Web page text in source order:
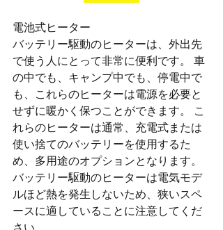
電池式ヒーター
バッテリー駆動のヒーターは、外出先
で使う人にとって非常に便利です。 車
の中でも、キャンプ中でも、停電中で
も、これらのヒーターは電源を必要と
せずに暖かく保つことができます。 こ
れらのヒーターは通常、充電式または
使い捨てのバッテリーを使用するた
め、多用途のオプションとなります。
バッテリー駆動のヒーターは電気モデ
ルほど熱を発生しないため、狭いスペ
ースに適していることに注意してくだ